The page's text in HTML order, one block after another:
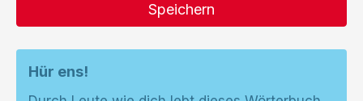
Speichern
Hür ens!